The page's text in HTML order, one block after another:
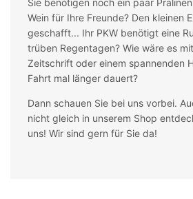
Wein für Ihre Freunde? Den kleinen
geschafft... Ihr PKW benötigt eine
trüben Regentagen? Wie wäre es
Zeitschrift oder einem spannenden
Fahrt mal länger dauert?
Dann schauen Sie bei uns vorbei.
nicht gleich in unserem Shop
uns! Wir sind gern für Sie da!